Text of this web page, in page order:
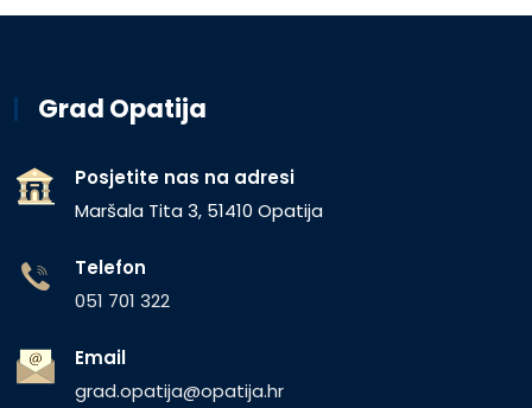
Grad Opatija
Posjetite nas na adresi
Maršala Tita 3, 51410 Opatija
Telefon
051 701 322
Email
grad.opatija@opatija.hr